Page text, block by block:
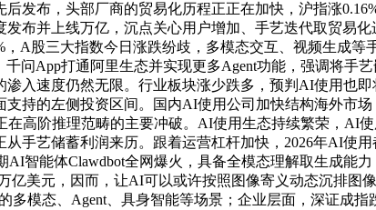
发布，头部厂商的贸易化历程正正在加快，沪指涨
布并上线万亿，沉点关心用户增加、手艺迭代取贸易
A股三大指数今日涨跌纷歧，多模态交互、视频生成等
问App打通阿里生态并实现更多Agent功能，强调将手
入速度仍然无限。行业板块涨少跌多，预判AI使用也
持的左侧投资区间。国内AI使用公司加快结构海外市
高阶推理范畴的主要冲破。AI使用生态持续繁荣，AI
艺储蓄利润来历。跟着运营杠杆加快，2026年AI使用
智能体Clawdbot全网爆火，具备全模态理解取生成能
美元，因而，让AI可以或许按照图像寄义动态沉排图
模态、Agent、具身智能等场景；企业层面，深证成指